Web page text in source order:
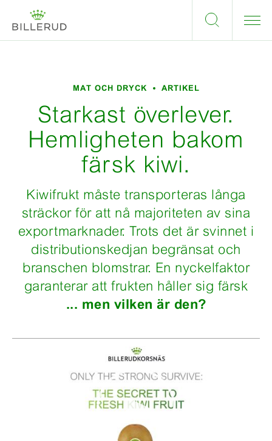
MAT OCH DRYCK ARTIKEL
Starkast överlever.
Hemligheten bakom
färsk kiwi.
Kiwifrukt måste transporteras långa
sträckor för att nå majoriteten av sina
exportmarknader. Trots det är svinnet i
distributionskedjan begränsat och
branschen blomstrar. En nyckelfaktor
garanterar att frukten håller sig färsk
... men vilken är den?